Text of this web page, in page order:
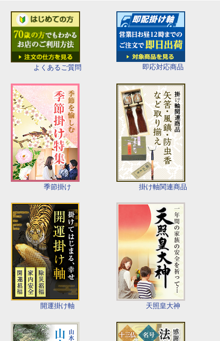
よくあるご質問 即応対応商品
季節掛け 掛け軸関連商品
開運掛け軸 天照皇大神